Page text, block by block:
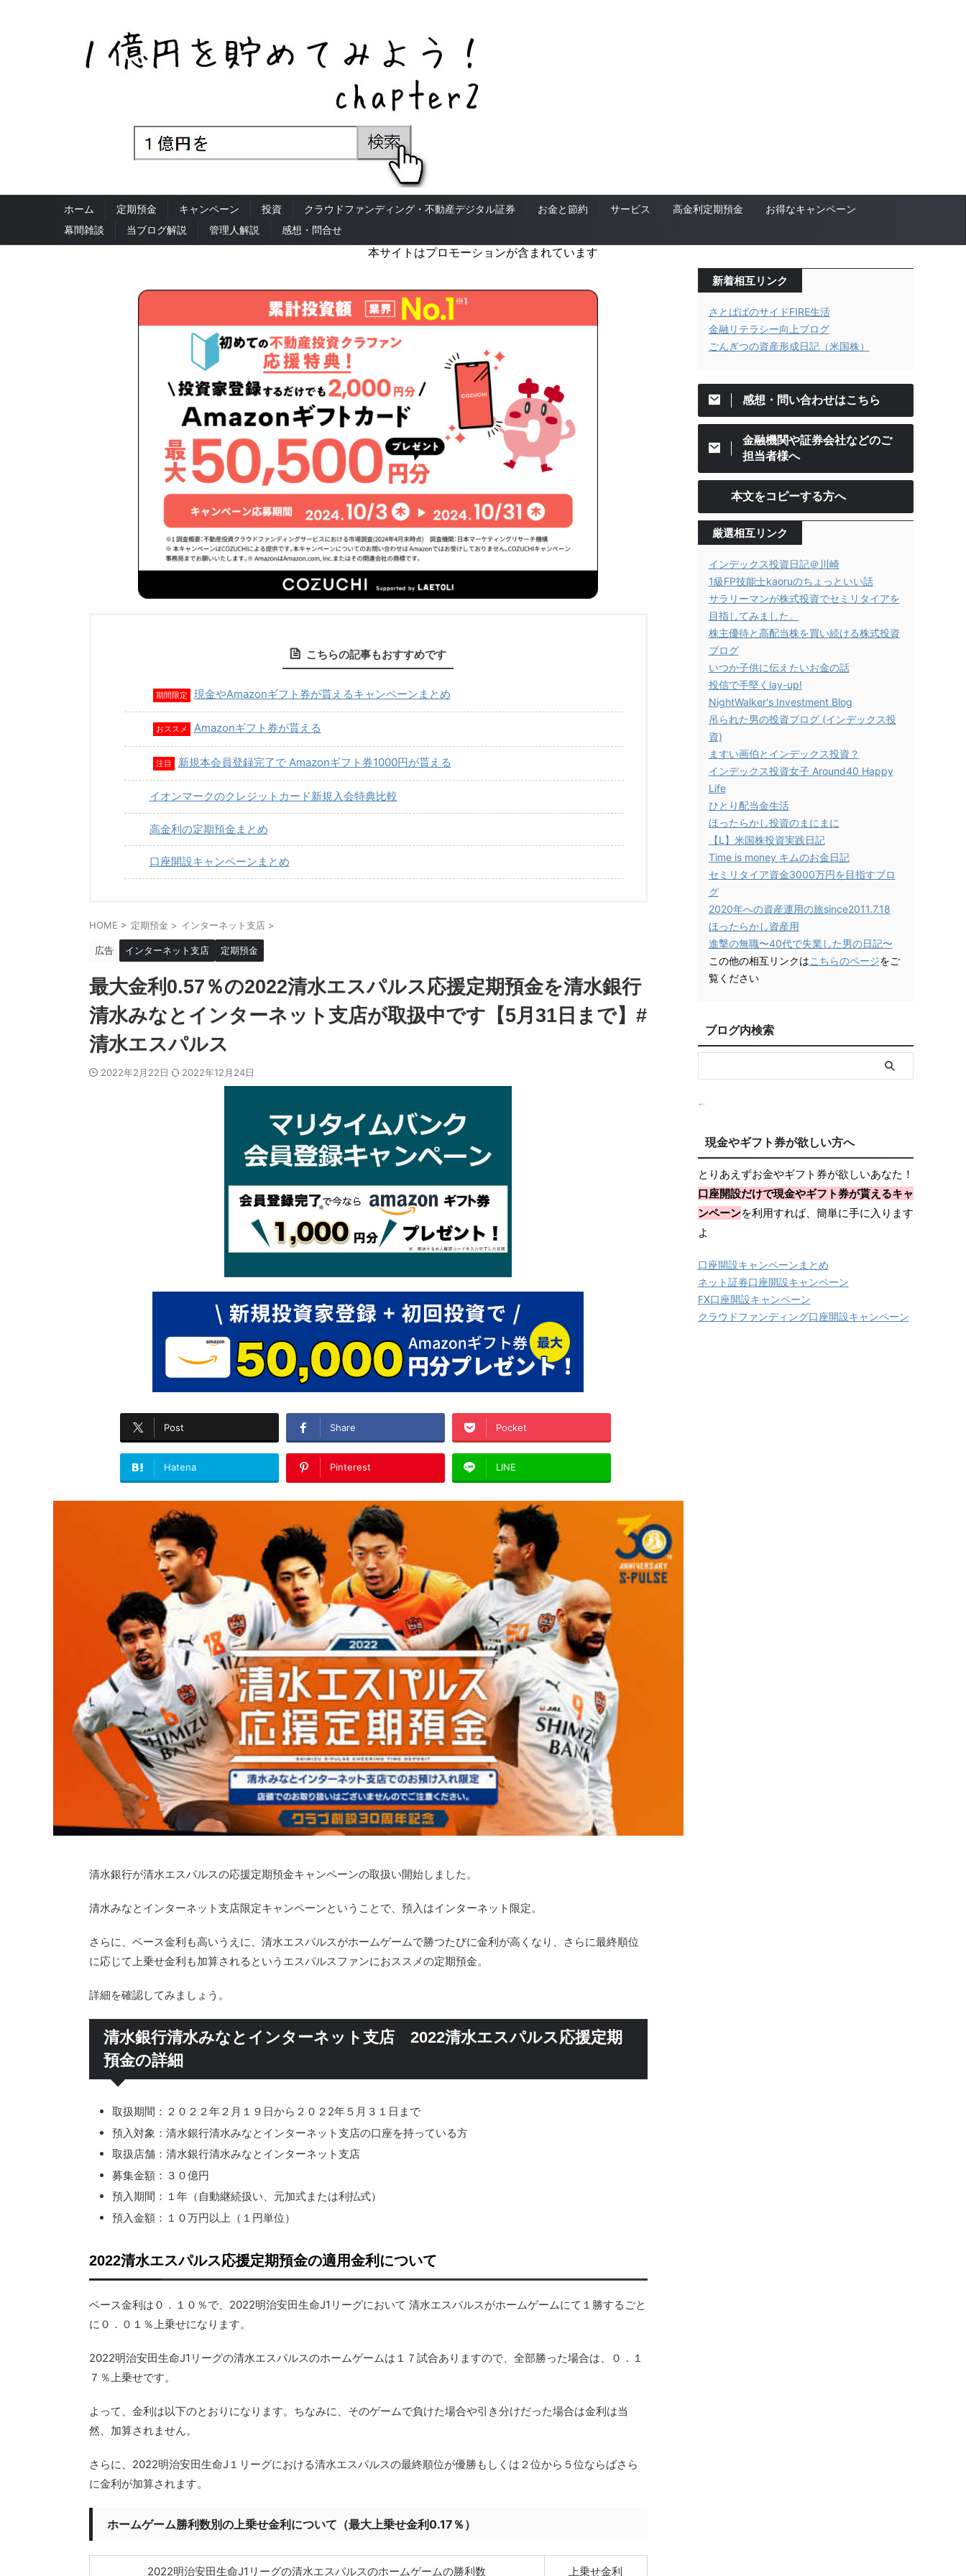
ホーム 定期預金 キャンペーン 投資 クラウドファンディング・不動産デジタル証券 お金と節約 サービス 高金利定期預金
お得なキャンペーン
幕間雑談
当ブログ解説 管理人解説 感想・問合せ
本サイトはプロモーションが含まれています
こちらの記事もおすすめです
期間限定 現金やAmazonギフト券が貰えるキャンペーンまとめ
おススメ Amazonギフト券が貰える
注目 新規本会員登録完了で Amazonギフト券1000円が貰える
イオンマークのクレジットカード新規入会特典比較
高金利の定期預金まとめ
口座開設キャンペーンまとめ
HOME > 定期預金 > インターネット支店 >
広告 インターネット支店 定期預金
最大金利0.57％の2022清水エスパルス応援定期預金を清水銀行
清水みなとインターネット支店が取扱中です【5月31日まで】#
清水エスパルス
2022年2月22日 2022年12月24日
Post Share Pocket
Hatena Pinterest LINE
清水銀行が清水エスパルスの応援定期預金キャンペーンの取扱い開始しました。
清水みなとインターネット支店限定キャンペーンということで、預入はインターネット限定。
さらに、ベース金利も高いうえに、清水エスパルスがホームゲームで勝つたびに金利が高くなり、さらに最終順位
に応じて上乗せ金利も加算されるというエスパルスファンにおススメの定期預金。
詳細を確認してみましょう。
清水銀行清水みなとインターネット支店 2022清水エスパルス応援定期
預金の詳細
取扱期間：２０２２年２月１９日から２０２2年５月３１日まで
預入対象：清水銀行清水みなとインターネット支店の口座を持っている方
取扱店舗：清水銀行清水みなとインターネット支店
募集金額：３０億円
預入期間：１年（自動継続扱い、元加式または利払式）
預入金額：１０万円以上（１円単位）
2022清水エスパルス応援定期預金の適用金利について
ベース金利は０．１０％で、2022明治安田生命J1リーグにおいて 清水エスパルスがホームゲームにて１勝するごと
に０．０１％上乗せになります。
2022明治安田生命J1リーグの清水エスパルスのホームゲームは１７試合ありますので、全部勝った場合は、０．１
７％上乗せです。
よって、金利は以下のとおりになります。ちなみに、そのゲームで負けた場合や引き分けだった場合は金利は当
然、加算されません。
さらに、2022明治安田生命J１リーグにおける清水エスパルスの最終順位が優勝もしくは２位から５位ならばさら
に金利が加算されます。
ホームゲーム勝利数別の上乗せ金利について（最大上乗せ金利0.17％）
2022明治安田生命J1リーグの清水エスパルスのホームゲームの勝利数 上乗せ金利
新着相互リンク
さとぱぱのサイドFIRE生活
金融リテラシー向上ブログ
ごんぎつの資産形成日記（米国株）
感想・問い合わせはこちら
金融機関や証券会社などのご
担当者様へ
本文をコピーする方へ
厳選相互リンク
インデックス投資日記＠川崎
1級FP技能士kaoruのちょっといい話
サラリーマンが株式投資でセミリタイアを
目指してみました。
株主優待と高配当株を買い続ける株式投資
ブログ
いつか子供に伝えたいお金の話
投信で手堅くlay-up!
NightWalker's Investment Blog
吊られた男の投資ブログ (インデックス投
資)
ますい画伯とインデックス投資？
インデックス投資女子 Around40 Happy
Life
ひとり配当金生活
ほったらかし投資のまにまに
【L】米国株投資実践日記
Time is money キムのお金日記
セミリタイア資金3000万円を目指すブロ
グ
2020年への資産運用の旅since2011.7.18
ほったらかし資産用
進撃の無職〜40代で失業した男の日記〜
この他の相互リンクはこちらのページをご
覧ください
ブログ内検索
現金やギフト券が欲しい方へ
とりあえずお金やギフト券が欲しいあなた！
口座開設だけで現金やギフト券が貰えるキャ
ンペーンを利用すれば、簡単に手に入ります
よ
口座開設キャンペーンまとめ
ネット証券口座開設キャンペーン
FX口座開設キャンペーン
クラウドファンディング口座開設キャンペーン